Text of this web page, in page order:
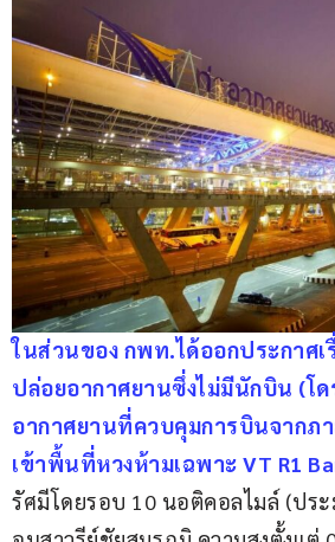
ในส่วนของ กพท.ได้ออกประกาศเ
ปล่อยอากาศยานซึ่งไม่มีนักบิน (โ
อากาศยานที่ควบคุมการบินจากภ
เข้าพื้นที่หวงห้ามเฉพาะ VT R1
รัศมีโดยรอบ 10 นอติคอลไมล์ (ปร